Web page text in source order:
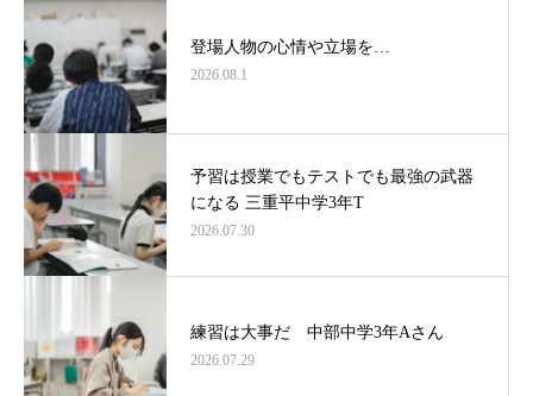
登場人物の心情や立場を…
2026.08.1
予習は授業でもテストでも最強の武器
になる 三重平中学3年T
2026.07.30
練習は大事だ 中部中学3年Aさん
2026.07.29